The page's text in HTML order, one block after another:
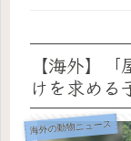
【海外】
けを求める
海外の動物ニュース